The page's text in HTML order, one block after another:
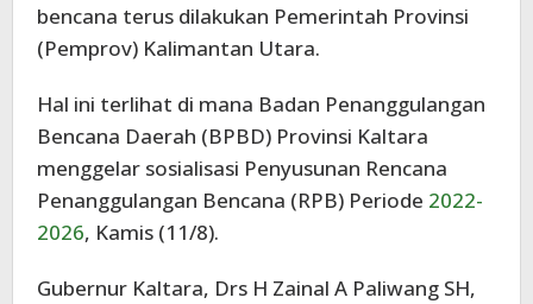
bencana terus dilakukan Pemerintah Provinsi
(Pemprov) Kalimantan Utara.
Hal ini terlihat di mana Badan Penanggulangan
Bencana Daerah (BPBD) Provinsi Kaltara
menggelar sosialisasi Penyusunan Rencana
Penanggulangan Bencana (RPB) Periode 2022-
2026, Kamis (11/8).
Gubernur Kaltara, Drs H Zainal A Paliwang SH,